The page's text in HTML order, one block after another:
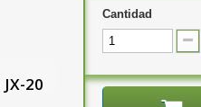
JX-20
Cantidad